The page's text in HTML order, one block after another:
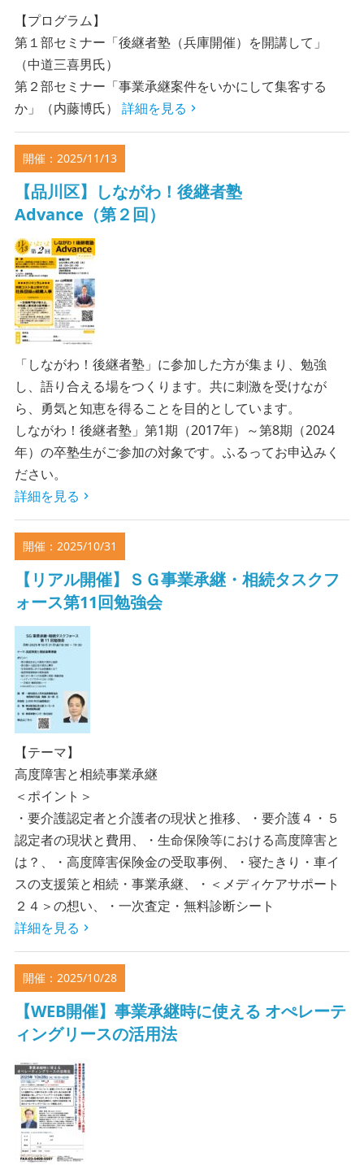
【プログラム】
第１部セミナー「後継者塾（兵庫開催）を開講して」
（中道三喜男氏）
第２部セミナー「事業承継案件をいかにして集客する
か」（内藤博氏） 詳細を見る
開催：2025/11/13
【品川区】しながわ！後継者塾
Advance（第２回）
「しながわ！後継者塾」に参加した方が集まり、勉強
し、語り合える場をつくります。共に刺激を受けなが
ら、勇気と知恵を得ることを目的としています。
しながわ！後継者塾」第1期（2017年）～第8期（2024
年）の卒塾生がご参加の対象です。ふるってお申込みく
ださい。
詳細を見る
開催：2025/10/31
【リアル開催】ＳＧ事業承継・相続タスクフ
ォース第11回勉強会
【テーマ】
高度障害と相続事業承継
＜ポイント＞
・要介護認定者と介護者の現状と推移、・要介護４・５
認定者の現状と費用、・生命保険等における高度障害と
は？、・高度障害保険金の受取事例、・寝たきり・車イ
スの支援策と相続・事業承継、・＜メディケアサポート
２４＞の想い、・一次査定・無料診断シート
詳細を見る
開催：2025/10/28
【WEB開催】事業承継時に使える オぺレーテ
ィングリースの活用法